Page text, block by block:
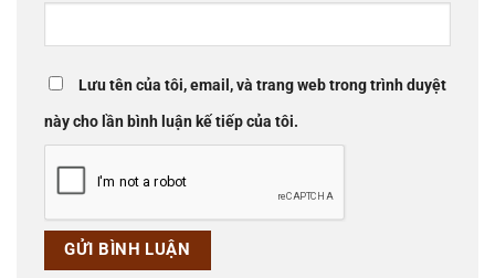
Lưu tên của tôi, email, và trang web trong trình duyệt
này cho lần bình luận kế tiếp của tôi.